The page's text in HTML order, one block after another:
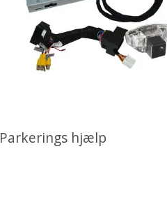
Parkerings hjælp